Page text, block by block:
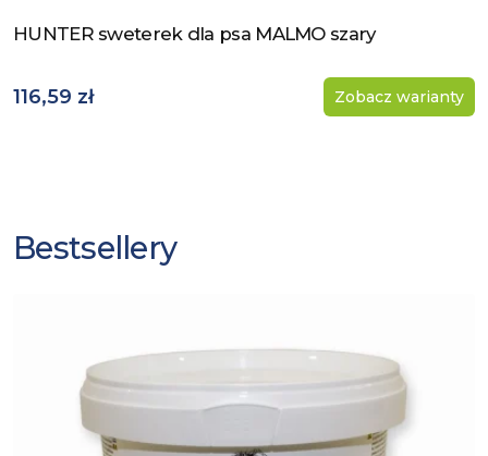
Zobacz produkt
HUNTER sweterek dla psa MALMO szary
116,59 zł Zobacz warianty
Bestsellery